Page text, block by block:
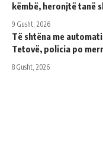
këmbë, heronjtë tanë
9 Gusht, 2026
Të shtëna me
Tetovë, policia po
8 Gusht, 2026